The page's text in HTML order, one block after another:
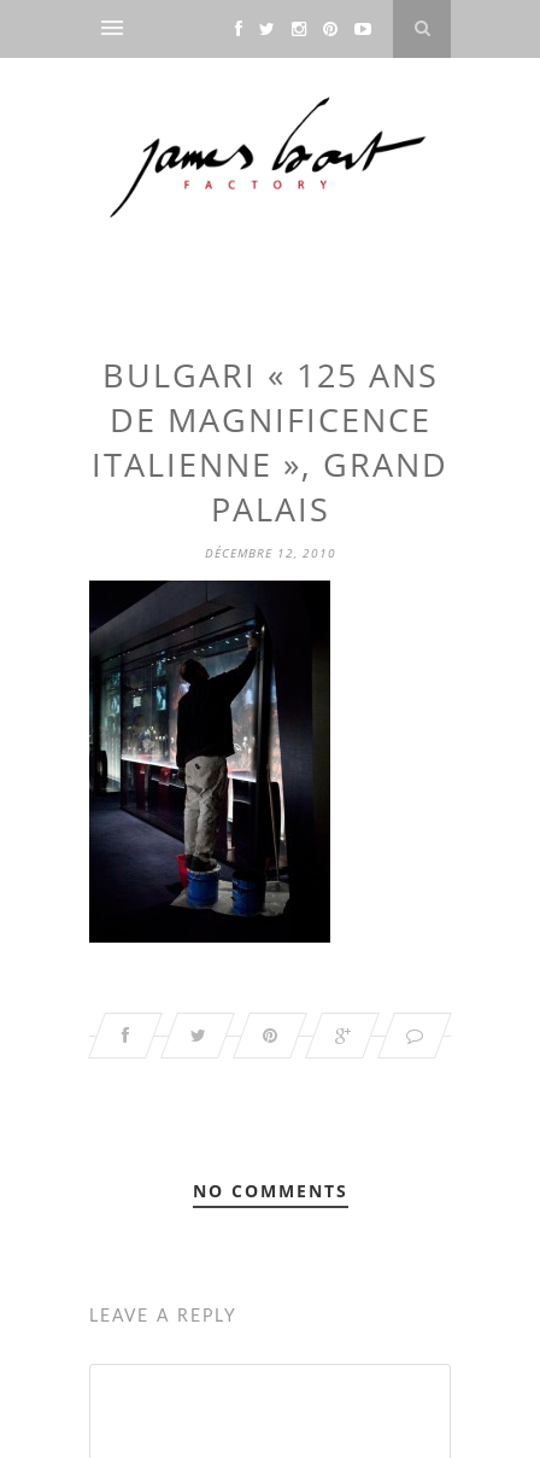
BULGARI « 125 ANS
DE MAGNIFICENCE
ITALIENNE », GRAND
PALAIS
DÉCEMBRE 12, 2010
NO COMMENTS
LEAVE A REPLY